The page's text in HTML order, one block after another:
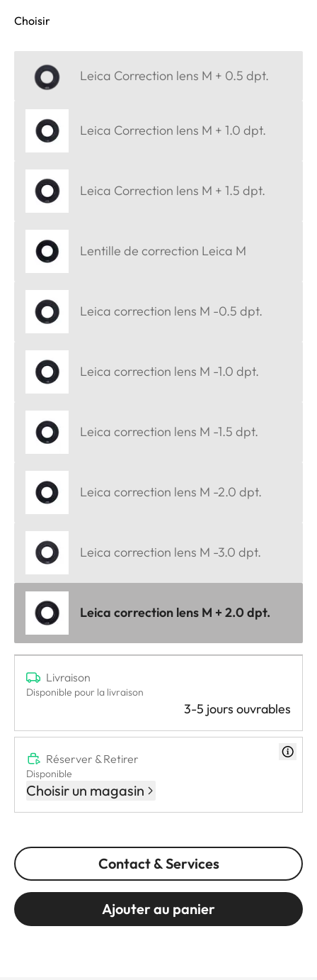
Choisir
Leica Correction lens M + 0.5 dpt.
Leica Correction lens M + 1.0 dpt.
Leica Correction lens M + 1.5 dpt.
Lentille de correction Leica M
Leica correction lens M -0.5 dpt.
Leica correction lens M -1.0 dpt.
Leica correction lens M -1.5 dpt.
Leica correction lens M -2.0 dpt.
Leica correction lens M -3.0 dpt.
Leica correction lens M + 2.0 dpt.
Livraison
Disponible pour la livraison
3-5 jours ouvrables
Réserver & Retirer
Disponible
Choisir un magasin
Contact & Services
Ajouter au panier